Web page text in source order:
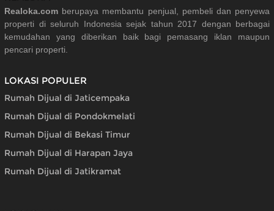
Realoka.com berupaya membantu penjual, pembeli dan penyewa
properti di seluruh Indonesia sejak tahun 2017 dengan berbagai
kemudahan yang diberikan baik bagi pemasang iklan maupun
pencari properti.
LOKASI POPULER
Rumah Dijual di Jaticempaka
Rumah Dijual di Pondokmelati
Rumah Dijual di Bekasi Timur
Rumah Dijual di Harapan Jaya
Rumah Dijual di Jatikramat